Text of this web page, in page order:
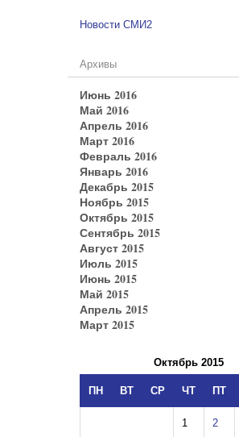
Новости СМИ2
Архивы
Июнь 2016
Май 2016
Апрель 2016
Март 2016
Февраль 2016
Январь 2016
Декабрь 2015
Ноябрь 2015
Октябрь 2015
Сентябрь 2015
Август 2015
Июль 2015
Июнь 2015
Май 2015
Апрель 2015
Март 2015
Октябрь 2015
ПН ВТ СР ЧТ ПТ
1 2